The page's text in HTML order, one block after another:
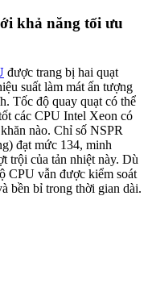
khả năng tối ưu
được trang bị hai quạt
suất làm mát ấn tượng
Tốc độ quay quạt có thể
các CPU Intel Xeon có
nào. Chỉ số NSPR
đạt mức 134, minh
trội của tản nhiệt này. Dù
CPU vẫn được kiểm soát
bền bỉ trong thời gian dài.